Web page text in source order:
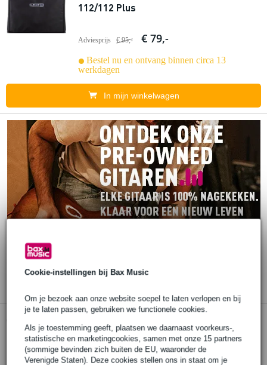
Cookie-instellingen bij Bax Music
Om je bezoek aan onze website soepel te laten verlopen en bij
je te laten passen, gebruiken we functionele cookies.
Als je toestemming geeft, plaatsen we daarnaast voorkeurs-,
statistische en marketingcookies, samen met onze 15 partners
(sommige bevinden zich buiten de EU, waaronder de
Verenigde Staten). Deze cookies stellen ons in staat om je
112/112 Plus
Adviesprijs € 95,- € 79,-
Bestel nu en ontvang binnen circa 13
werkdagen
In mijn winkelwagen
Line 6 Catalyst 100 Cover beschermhoes
voor gitaarversterker combo